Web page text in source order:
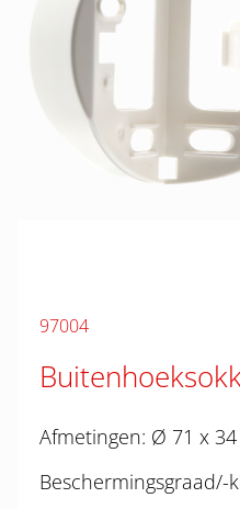
97004
Afmetingen: Ø 71 x
Beschermingsgraad/-